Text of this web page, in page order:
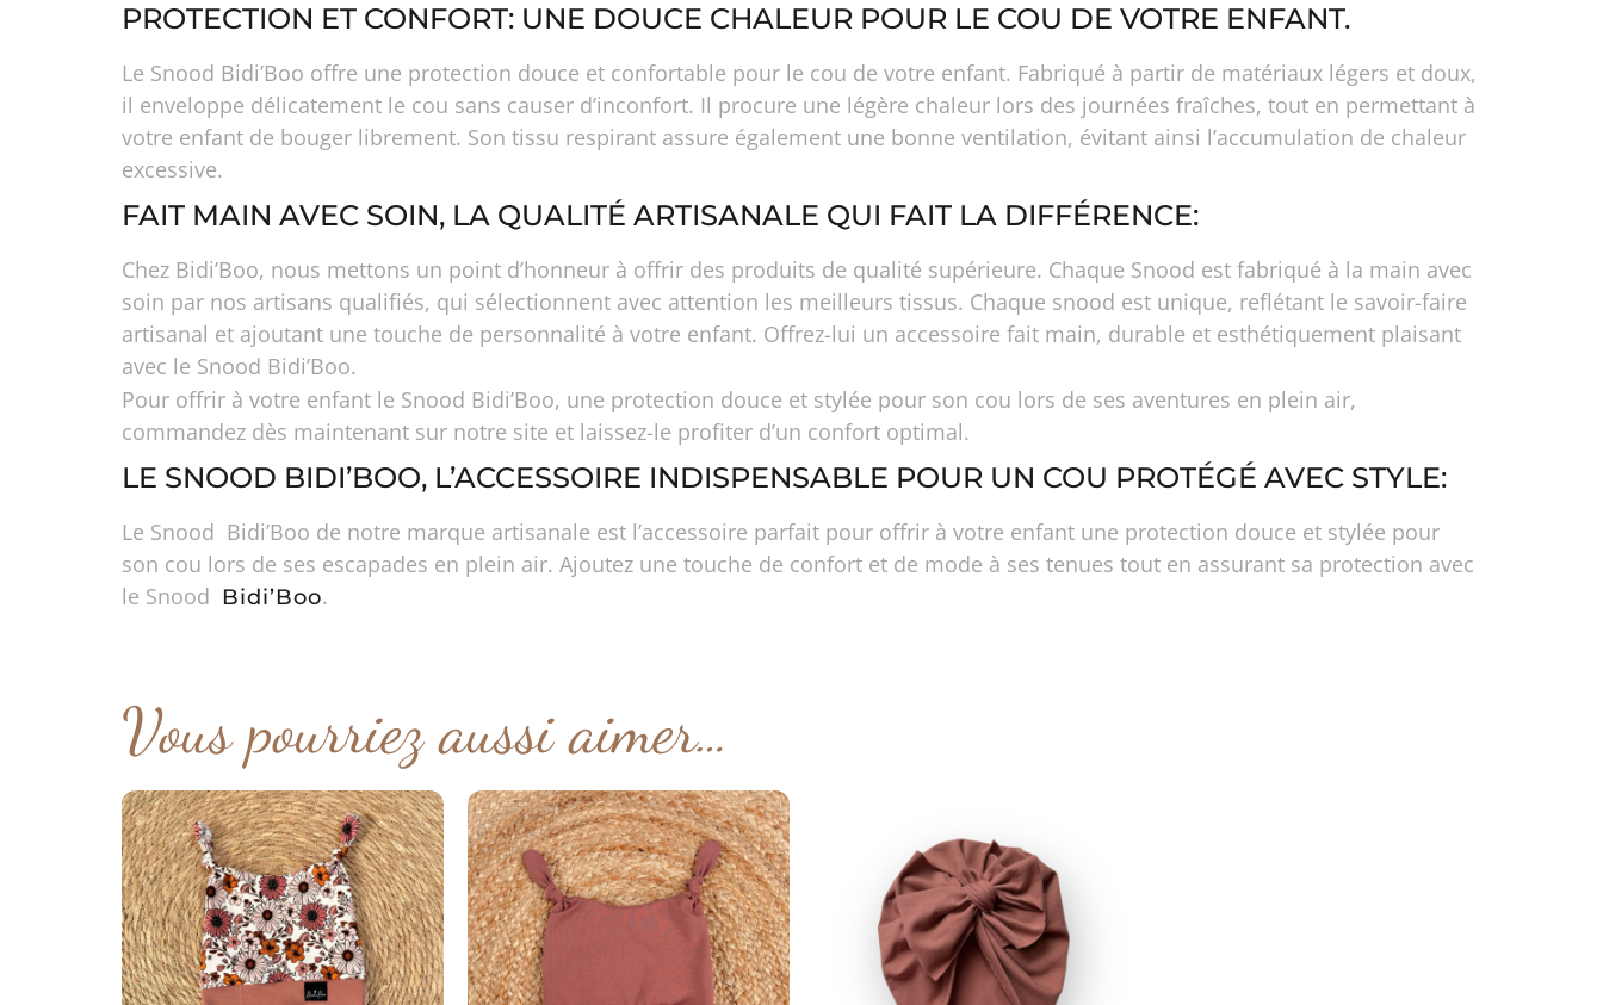
PROTECTION ET CONFORT: UNE DOUCE CHALEUR POUR LE COU DE VOTRE ENFANT.
Le Snood Bidi’Boo offre une protection douce et confortable pour le cou de votre enfant. Fabriqué à partir de matériaux légers et doux,
il enveloppe délicatement le cou sans causer d’inconfort. Il procure une légère chaleur lors des journées fraîches, tout en permettant à
votre enfant de bouger librement. Son tissu respirant assure également une bonne ventilation, évitant ainsi l’accumulation de chaleur
excessive.
FAIT MAIN AVEC SOIN, LA QUALITÉ ARTISANALE QUI FAIT LA DIFFÉRENCE:
Chez Bidi’Boo, nous mettons un point d’honneur à offrir des produits de qualité supérieure. Chaque Snood est fabriqué à la main avec
soin par nos artisans qualifiés, qui sélectionnent avec attention les meilleurs tissus. Chaque snood est unique, reflétant le savoir-faire
artisanal et ajoutant une touche de personnalité à votre enfant. Offrez-lui un accessoire fait main, durable et esthétiquement plaisant
avec le Snood Bidi’Boo.
Pour offrir à votre enfant le Snood Bidi’Boo, une protection douce et stylée pour son cou lors de ses aventures en plein air,
commandez dès maintenant sur notre site et laissez-le profiter d’un confort optimal.
LE SNOOD BIDI’BOO, L’ACCESSOIRE INDISPENSABLE POUR UN COU PROTÉGÉ AVEC STYLE:
Le Snood Bidi’Boo de notre marque artisanale est l’accessoire parfait pour offrir à votre enfant une protection douce et stylée pour
son cou lors de ses escapades en plein air. Ajoutez une touche de confort et de mode à ses tenues tout en assurant sa protection avec
le Snood Bidi’Boo.
Vous pourriez aussi aimer…